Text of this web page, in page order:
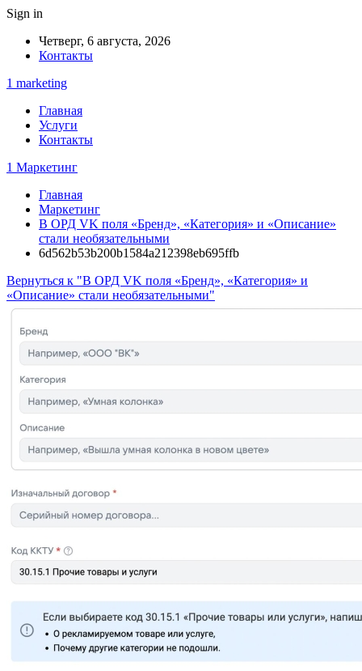
Sign in
Четверг, 6 августа, 2026
Контакты
1 marketing
Главная
Услуги
Контакты
1 Маркетинг
Главная
Маркетинг
В ОРД VK поля «Бренд», «Категория» и «Описание»
стали необязательными
6d562b53b200b1584a212398eb695ffb
Вернуться к "В ОРД VK поля «Бренд», «Категория» и
«Описание» стали необязательными"